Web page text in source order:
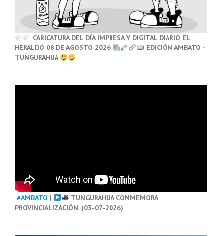
CARICATURA DEL DÍA IMPRESA Y DIGITAL DIARIO EL
HERALDO 08 DE AGOSTO 2026
EDICIÓN AMBATO -
TUNGURAHUA
#AMBATO |
TUNGURAHUA CONMEMORA
PROVINCIALIZACIÓN. (03-07-2026)